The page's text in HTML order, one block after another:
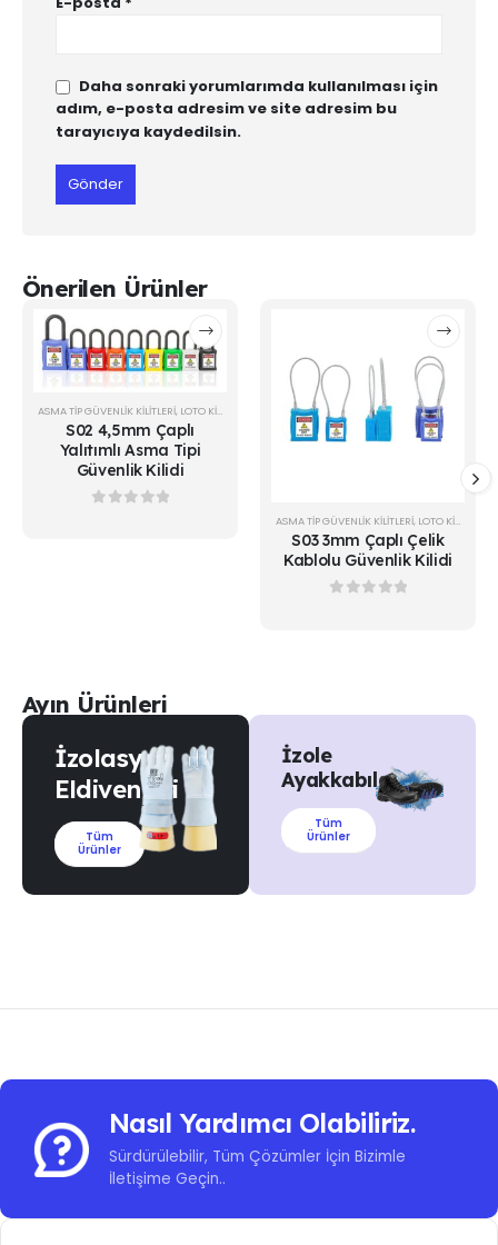
Daha sonraki yorumlarımda kullanılması için
adım, e-posta adresim ve site adresim bu
tarayıcıya kaydedilsin.
Önerilen Ürünler
ASMA TIP GÜVENLIK KILITLERI, LOTO KİLİTLER
S02 4,5mm Çaplı
Yalıtımlı Asma Tipi
Güvenlik Kilidi
ASMA TIP GÜVENLIK KILITLERI, LOTO KİLİTLER
S03 3mm Çaplı Çelik
Kablolu Güvenlik Kilidi
Ayın Ürünleri
İzolasyon
Eldivenleri
Tüm
Ürünler
İzole
Ayakkabılar
Tüm
Ürünler
Nasıl Yardımcı Olabiliriz.
Sürdürülebilir, Tüm Çözümler İçin Bizimle
İletişime Geçin..